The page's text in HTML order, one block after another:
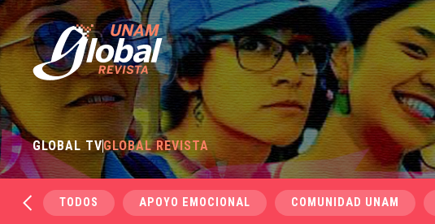
GLOBAL TVGLOBAL REVISTA
TODOS APOYO EMOCIONAL COMUNIDAD UNAM